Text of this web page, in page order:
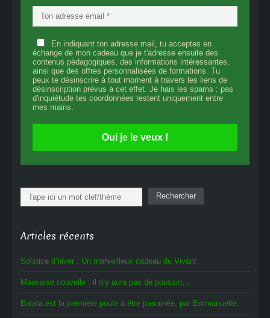
En indiquant ton adresse mail, tu acceptes en
échange de mon cadeau que je t'adresse ensuite des
contenus pédagogiques, des informations intéressantes,
ainsi que des offres personnalisées de formations. Tu
peux te désinscrire à tout moment à travers les liens de
désinscription prévus à cet effet. Je hais les spams : pas
d'inquiétude tes coordonnées restent uniquement entre
mes mains.
Oui je le veux !
Rechercher Rechercher
Articles récents
Solstice d’hiver : Un merveilleux cadeau du Vivant
Mauvaise nouvelle : il n’y aura pas de poussin…
Balata est la première poule à être parrainée, par Emmanuelle.